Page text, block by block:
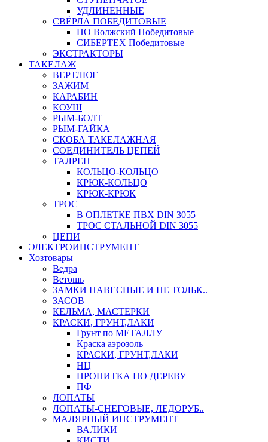
УДЛИНЕННЫЕ
СВЁРЛА ПОБЕДИТОВЫЕ
ПО Волжский Победитовые
СИБЕРТЕХ Победитовые
ЭКСТРАКТОРЫ
ТАКЕЛАЖ
ВЕРТЛЮГ
ЗАЖИМ
КАРАБИН
КОУШ
РЫМ-БОЛТ
РЫМ-ГАЙКА
СКОБА ТАКЕЛАЖНАЯ
СОЕДИНИТЕЛЬ ЦЕПЕЙ
ТАЛРЕП
КОЛЬЦО-КОЛЬЦО
КРЮК-КОЛЬЦО
КРЮК-КРЮК
ТРОС
В ОПЛЕТКЕ ПВХ DIN 3055
ТРОС СТАЛЬНОЙ DIN 3055
ЦЕПИ
ЭЛЕКТРОИНСТРУМЕНТ
Хозтовары
Ведра
Ветошь
ЗАМКИ НАВЕСНЫЕ И НЕ ТОЛЬК..
ЗАСОВ
КЕЛЬМА, МАСТЕРКИ
КРАСКИ, ГРУНТ,ЛАКИ
Грунт по МЕТАЛЛУ
Краска аэрозоль
КРАСКИ, ГРУНТ,ЛАКИ
НЦ
ПРОПИТКА ПО ДЕРЕВУ
ПФ
ЛОПАТЫ
ЛОПАТЫ-СНЕГОВЫЕ, ЛЕДОРУБ..
МАЛЯРНЫЙ ИНСТРУМЕНТ
ВАЛИКИ